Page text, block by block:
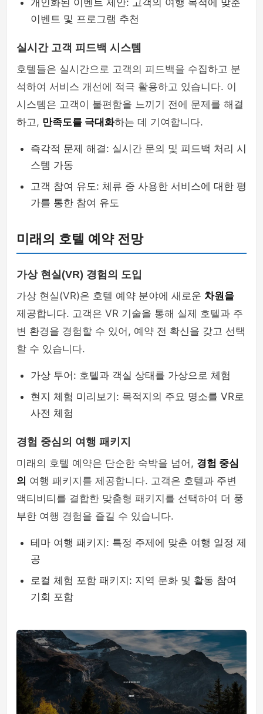
개인화된 이벤트 제안: 고객의 여행 목적에 맞춘
이벤트 및 프로그램 추천
실시간 고객 피드백 시스템
호텔들은 실시간으로 고객의 피드백을 수집하고 분
석하여 서비스 개선에 적극 활용하고 있습니다. 이
시스템은 고객이 불편함을 느끼기 전에 문제를 해결
하고, 만족도를 극대화하는 데 기여합니다.
즉각적 문제 해결: 실시간 문의 및 피드백 처리 시
스템 가동
고객 참여 유도: 체류 중 사용한 서비스에 대한 평
가를 통한 참여 유도
미래의 호텔 예약 전망
가상 현실(VR) 경험의 도입
가상 현실(VR)은 호텔 예약 분야에 새로운 차원을
제공합니다. 고객은 VR 기술을 통해 실제 호텔과 주
변 환경을 경험할 수 있어, 예약 전 확신을 갖고 선택
할 수 있습니다.
가상 투어: 호텔과 객실 상태를 가상으로 체험
현지 체험 미리보기: 목적지의 주요 명소를 VR로
사전 체험
경험 중심의 여행 패키지
미래의 호텔 예약은 단순한 숙박을 넘어, 경험 중심
의 여행 패키지를 제공합니다. 고객은 호텔과 주변
액티비티를 결합한 맞춤형 패키지를 선택하여 더 풍
부한 여행 경험을 즐길 수 있습니다.
테마 여행 패키지: 특정 주제에 맞춘 여행 일정 제
공
로컬 체험 포함 패키지: 지역 문화 및 활동 참여
기회 포함